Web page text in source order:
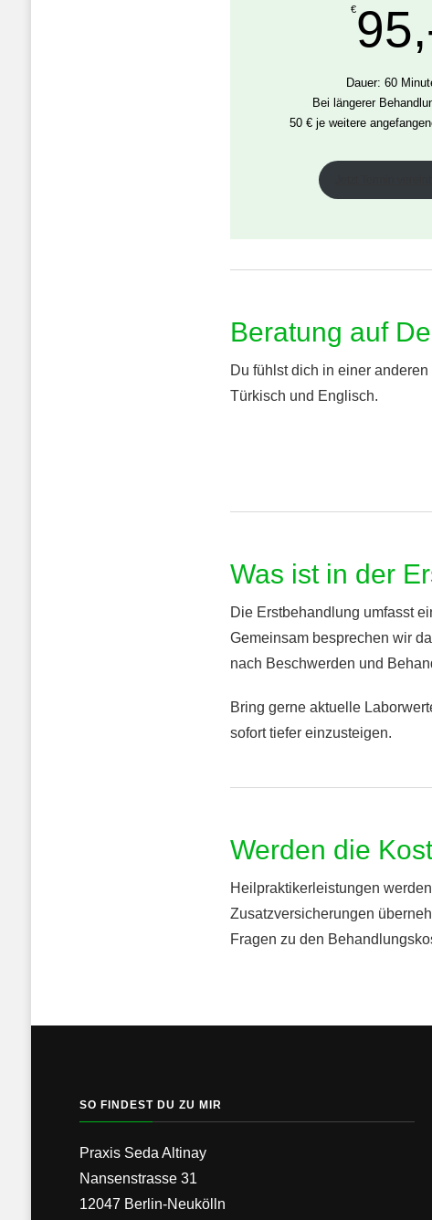
€
Dauer: 60
Bei längerer
50 € je weitere
Beratung auf
Du fühlst dich in einer
Türkisch und Englisch.
Was ist in der
Die Erstbehandlung umfasst
Gemeinsam besprechen wir
nach Beschwerden und
Bring gerne aktuelle
sofort tiefer einzusteigen.
Werden die
Heilpraktikerleistungen
Zusatzversicherungen
Fragen zu den
SO FINDEST DU ZU MIR
Praxis Seda Altinay
Nansenstrasse 31
12047 Berlin-Neukölln